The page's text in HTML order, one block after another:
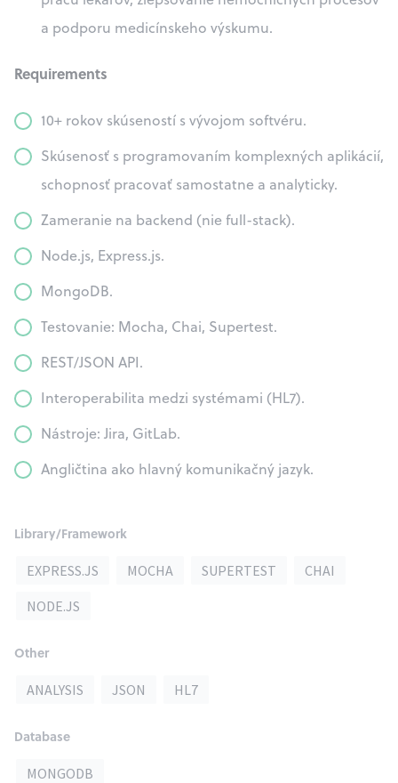
a podporu medicínskeho výskumu.
Requirements
10+ rokov skúseností s vývojom softvéru.
Skúsenosť s programovaním komplexných aplikácií,
schopnosť pracovať samostatne a analyticky.
Zameranie na backend (nie full-stack).
Node.js, Express.js.
MongoDB.
Testovanie: Mocha, Chai, Supertest.
REST/JSON API.
Interoperabilita medzi systémami (HL7).
Nástroje: Jira, GitLab.
Angličtina ako hlavný komunikačný jazyk.
Library/Framework
EXPRESS.JS MOCHA SUPERTEST
CHAI
NODE.JS
Other
ANALYSIS JSON HL7
Database
MONGODB